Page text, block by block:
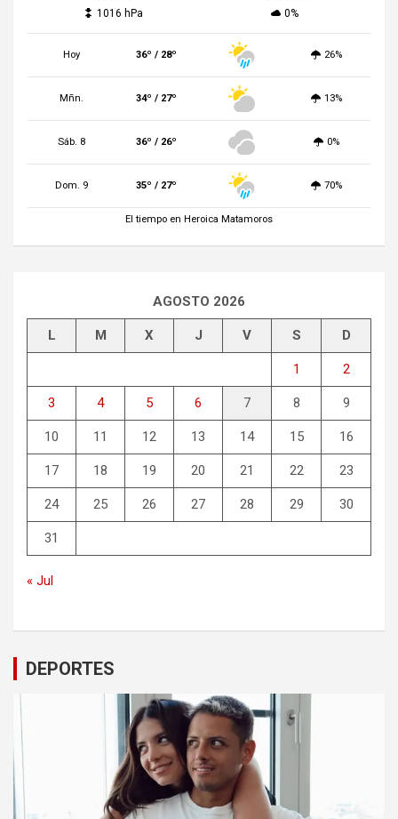
1016 hPa
0%
Hoy 36º / 28º 26%
Mñn. 34º / 27º 13%
Sáb. 8 36º / 26º 0%
Dom. 9 35º / 27º 70%
El tiempo en Heroica Matamoros
AGOSTO 2026
L M X J V S D
1 2
3 4 5 6 7 8 9
10 11 12 13 14 15 16
17 18 19 20 21 22 23
24 25 26 27 28 29 30
31
« Jul
DEPORTES